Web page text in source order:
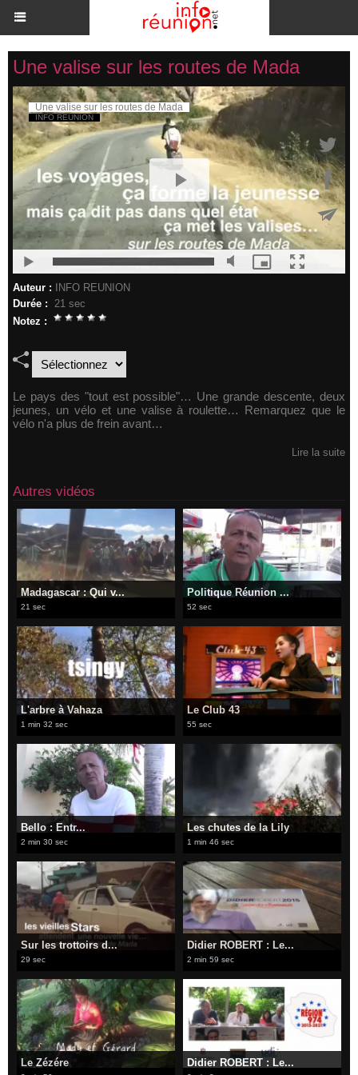
Une valise sur les routes de Mada
Auteur :
INFO REUNION
Durée : 21 sec
Notez :
Le pays des "tout est possible"… Une grande descente, deux
jeunes, un vélo et une valise à roulette… Remarquez que le
vélo n'a plus de frein avant…
Lire la suite
Autres vidéos
Madagascar : Qui v...
21 sec
Politique Réunion ...
52 sec
L'arbre à Vahaza
1 min 32 sec
Le Club 43
55 sec
Bello : Entr...
2 min 30 sec
Les chutes de la Lily
1 min 46 sec
Sur les trottoirs d...
29 sec
Didier ROBERT : Le...
2 min 59 sec
Le Zézére Didier ROBERT : Le...